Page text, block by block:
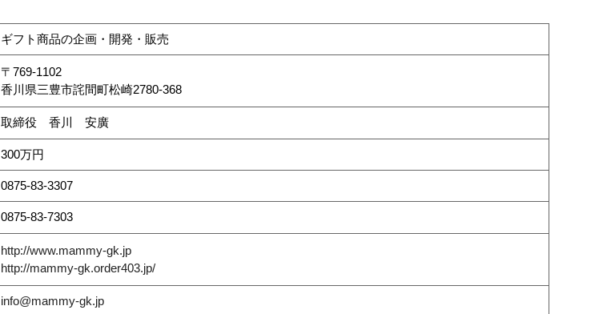
ギフト商品の企画・開発・販売
〒769-1102
香川県三豊市詫間町松崎2780-368
取締役 香川 安廣
300万円
0875-83-3307
0875-83-7303
http://www.mammy-gk.jp
http://mammy-gk.order403.jp/
info@mammy-gk.jp